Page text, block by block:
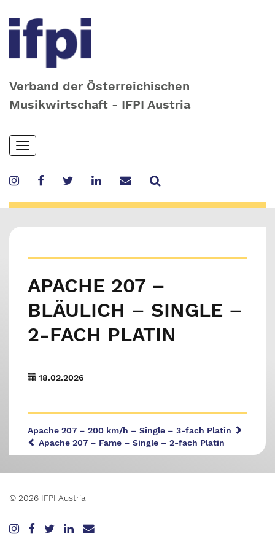
Verband der Österreichischen
Musikwirtschaft - IFPI Austria
Skip
to
content
Toggle
navigation
APACHE 207 –
BLÄULICH – SINGLE –
2-FACH PLATIN
18.02.2026
Apache 207 – 200 km/h – Single – 3-fach Platin
Apache 207 – Fame – Single – 2-fach Platin
© 2026 IFPI Austria